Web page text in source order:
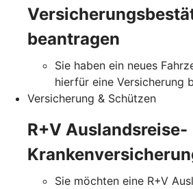
beantragen
Sie haben ein neues
hierfür eine Versicherung
Versicherung & Schützen
R+V Auslandsreise-
Sie möchten eine R+V